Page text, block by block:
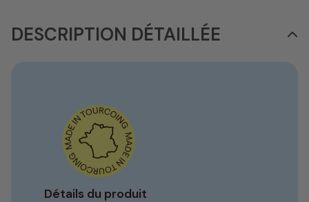
DESCRIPTION DÉTAILLÉE
Détails du produit